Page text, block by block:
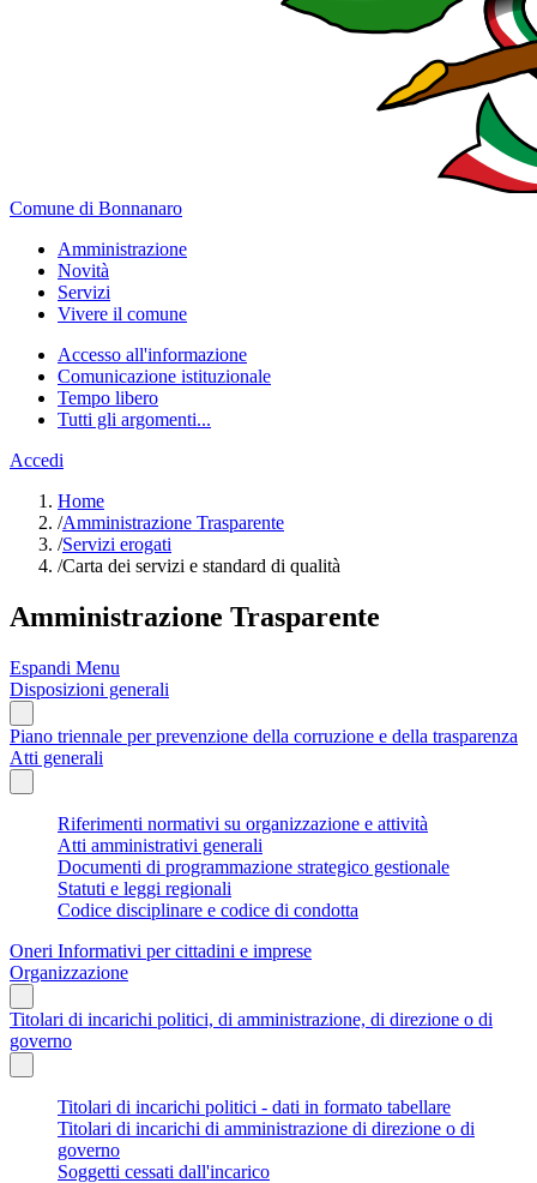
Comune di Bonnanaro
Amministrazione
Novità
Servizi
Vivere il comune
Accesso all'informazione
Comunicazione istituzionale
Tempo libero
Tutti gli argomenti...
Accedi
Home
/Amministrazione Trasparente
/Servizi erogati
/Carta dei servizi e standard di qualità
Amministrazione Trasparente
Espandi Menu
Disposizioni generali
Piano triennale per prevenzione della corruzione e della trasparenza
Atti generali
Riferimenti normativi su organizzazione e attività
Atti amministrativi generali
Documenti di programmazione strategico gestionale
Statuti e leggi regionali
Codice disciplinare e codice di condotta
Oneri Informativi per cittadini e imprese
Organizzazione
Titolari di incarichi politici, di amministrazione, di direzione o di
governo
Titolari di incarichi politici - dati in formato tabellare
Titolari di incarichi di amministrazione di direzione o di
governo
Soggetti cessati dall'incarico